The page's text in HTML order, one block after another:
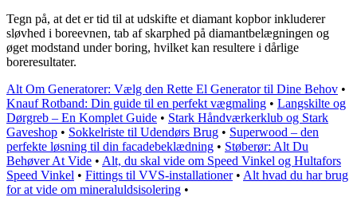
Tegn på, at det er tid til at udskifte et diamant kopbor inkluderer
sløvhed i boreevnen, tab af skarphed på diamantbelægningen og
øget modstand under boring, hvilket kan resultere i dårlige
boreresultater.
Alt Om Generatorer: Vælg den Rette El Generator til Dine Behov •
Knauf Rotband: Din guide til en perfekt vægmaling • Langskilte og
Dørgreb – En Komplet Guide • Stark Håndværkerklub og Stark
Gaveshop • Sokkelriste til Udendørs Brug • Superwood – den
perfekte løsning til din facadebeklædning • Støberør: Alt Du
Behøver At Vide • Alt, du skal vide om Speed Vinkel og Hultafors
Speed Vinkel • Fittings til VVS-installationer• Alt hvad du har brug
for at vide om mineraluldsisolering •